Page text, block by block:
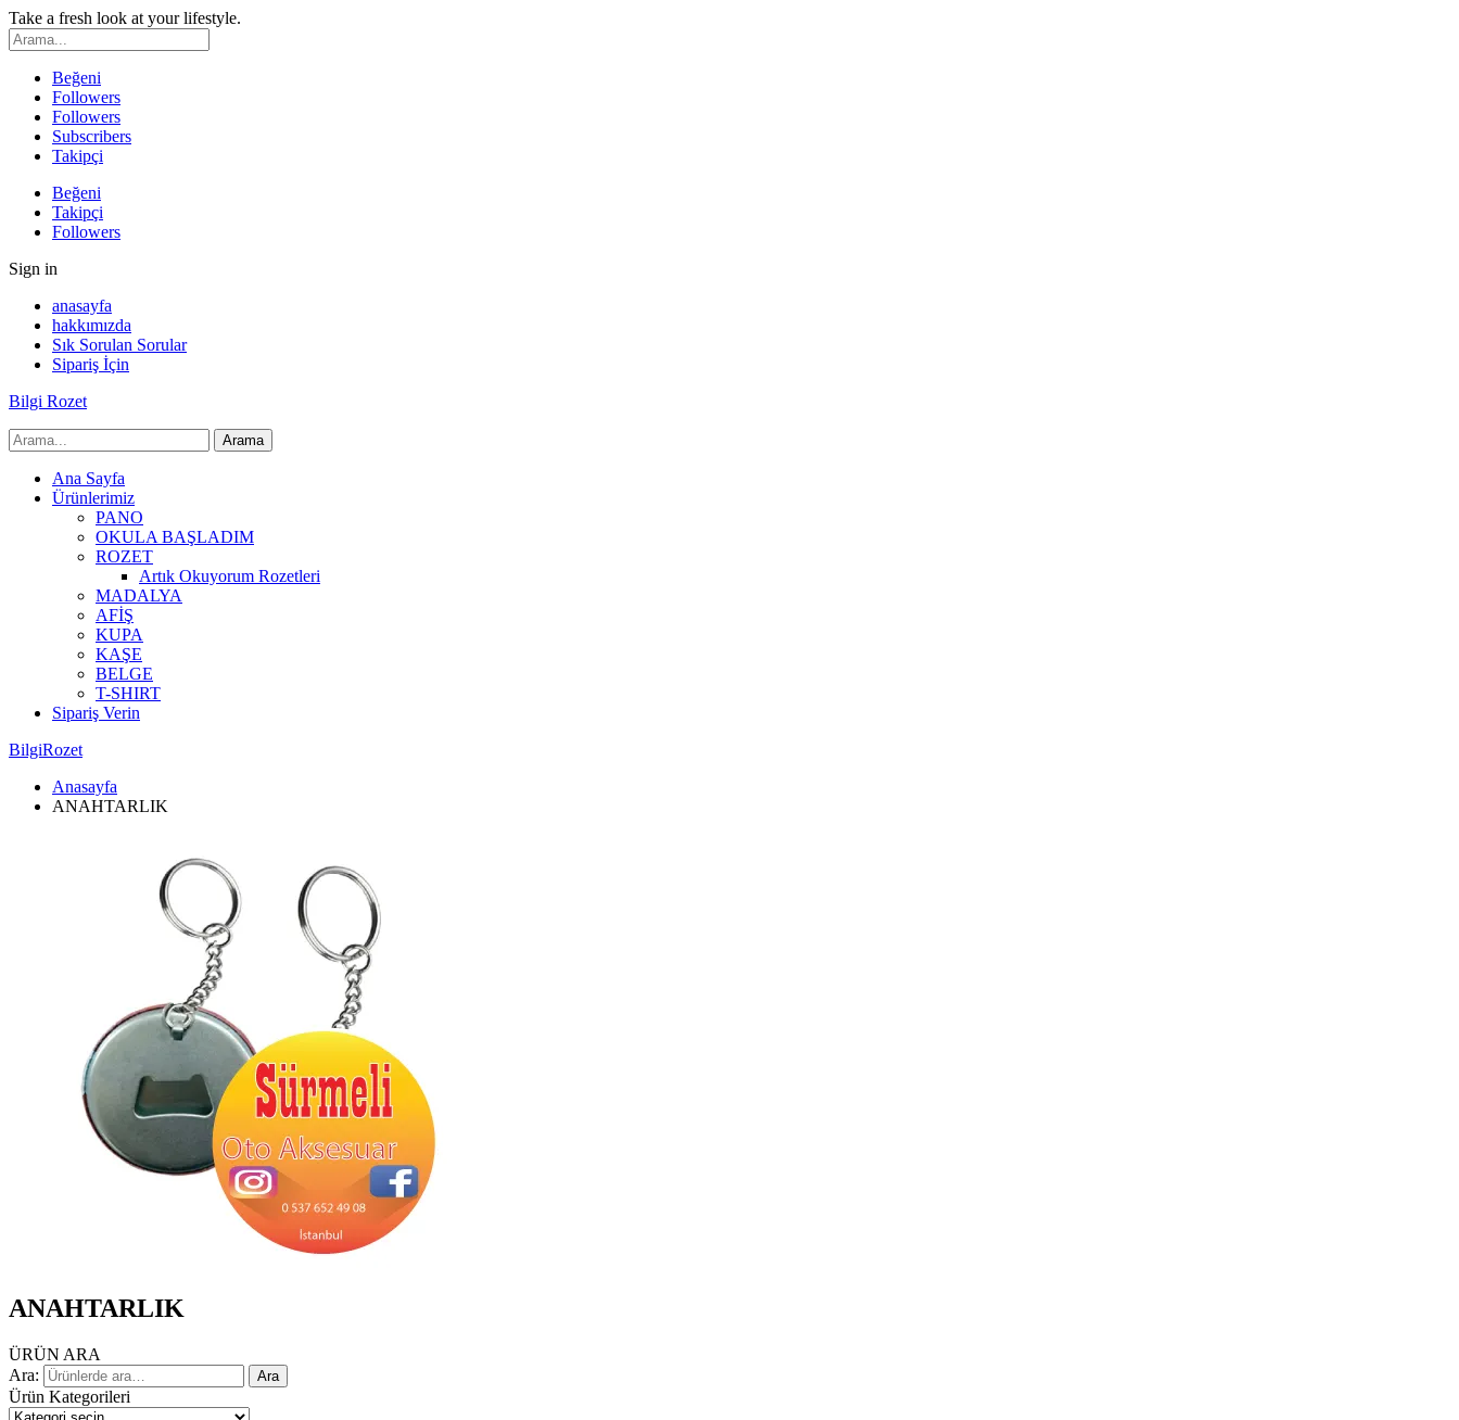
Take a fresh look at your lifestyle.
Beğeni
Followers
Followers
Subscribers
Takipçi
Beğeni
Takipçi
Followers
Sign in
anasayfa
hakkımızda
Sık Sorulan Sorular
Sipariş İçin
Bilgi Rozet
Ana Sayfa
Ürünlerimiz
PANO
OKULA BAŞLADIM
ROZET
Artık Okuyorum Rozetleri
MADALYA
AFİŞ
KUPA
KAŞE
BELGE
T-SHIRT
Sipariş Verin
BilgiRozet
Anasayfa
ANAHTARLIK
ANAHTARLIK
ÜRÜN ARA
Ara:
Ara
Ürün Kategorileri